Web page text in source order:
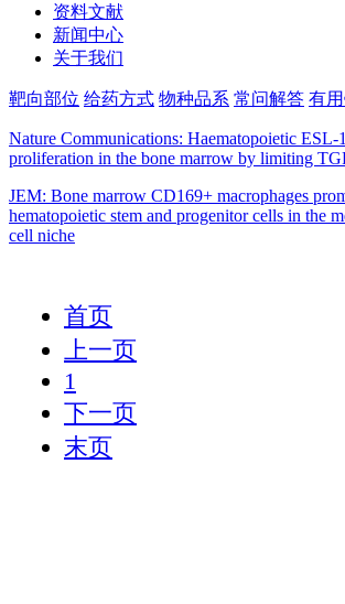
资料文献
新闻中心
关于我们
靶向部位 给药方式 物种品系 常问解答 有
Nature Communications: Haematopoietic ESL-
proliferation in the bone marrow by limiting
JEM: Bone marrow CD169+ macrophages
hematopoietic stem and progenitor cells in the
cell niche
首页
上一页
1
下一页
末页